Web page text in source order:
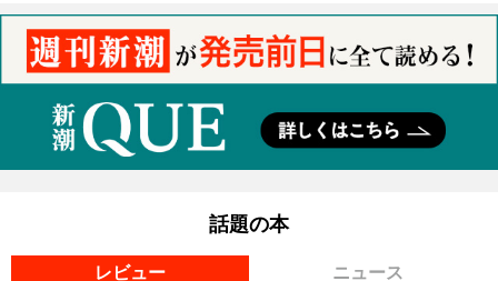
話題の本
レビュー ニュース